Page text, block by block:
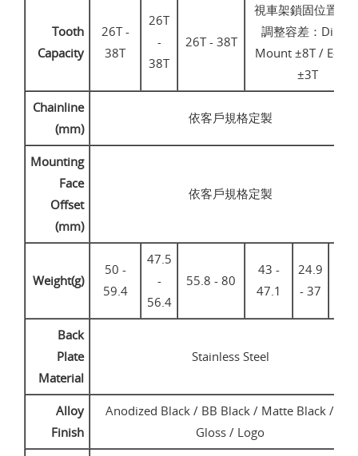
Tooth
Capacity
26T -
38T
26T
-
38T
26T - 38T
視車架鎖固位置而
調整容差：Direct
Mount ±8T / E-
±3T
Chainline
(mm)
依客戶規格定製
Mounting
Face
Offset
(mm)
依客戶規格定製
Weight(g)
50 -
59.4
47.5
-
56.4
55.8 - 80
43 -
47.1
24.9
- 37
Back
Plate
Material
Stainless Steel
Alloy
Finish
Anodized Black / BB Black / Matte Black / UD
Gloss / Logo